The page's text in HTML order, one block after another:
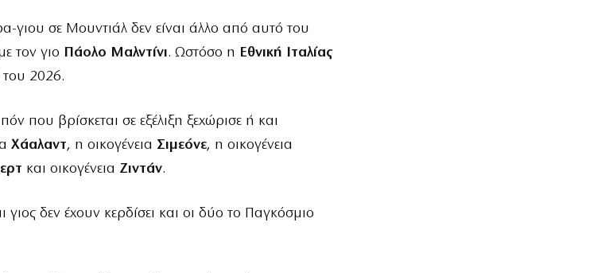
γιου σε Μουντιάλ δεν είναι άλλο από αυτό του
τον γιο Πάολο Μαλντίνι. Ωστόσο η Εθνική Ιταλίας
του 2026.
που βρίσκεται σε εξέλιξη ξεχώρισε ή και
Χάαλαντ, η οικογένεια Σιμεόνε, η οικογένεια
και οικογένεια Ζιντάν.
δεν έχουν κερδίσει και οι δύο το Παγκόσμιο